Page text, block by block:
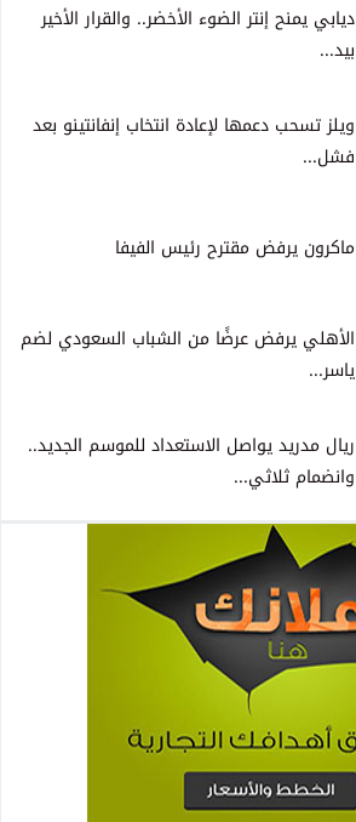
ديابي يمنح إنتر الضوء الأخضر.. والقرار الأخير
بيد...
ويلز تسحب دعمها لإعادة انتخاب إنفانتينو بعد
فشل...
ماكرون يرفض مقترح رئيس الفيفا
الأهلي يرفض عرضًا من الشباب السعودي لضم
ياسر...
ريال مدريد يواصل الاستعداد للموسم الجديد..
وانضمام ثلاثي...